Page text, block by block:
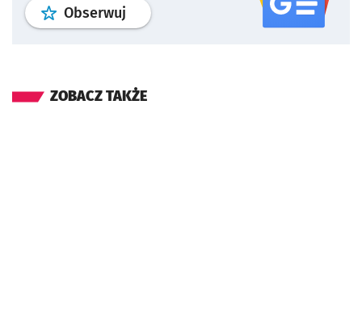
Obserwuj profil serwisu
ZOBACZ TAKŻE